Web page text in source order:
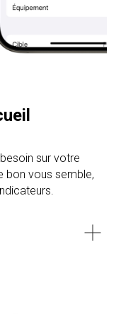
sur votre
bon vous semble,